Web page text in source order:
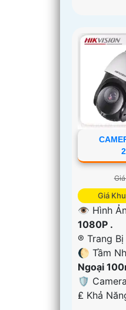
Giá
👁 Hình
1080P .
®️ Trang
🌔 Tầm
Ngoại
🛡
️₤ Khả